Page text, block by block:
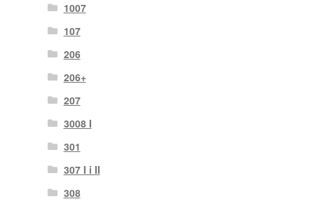
1007
107
206
206+
207
3008 I
301
307 I i II
308